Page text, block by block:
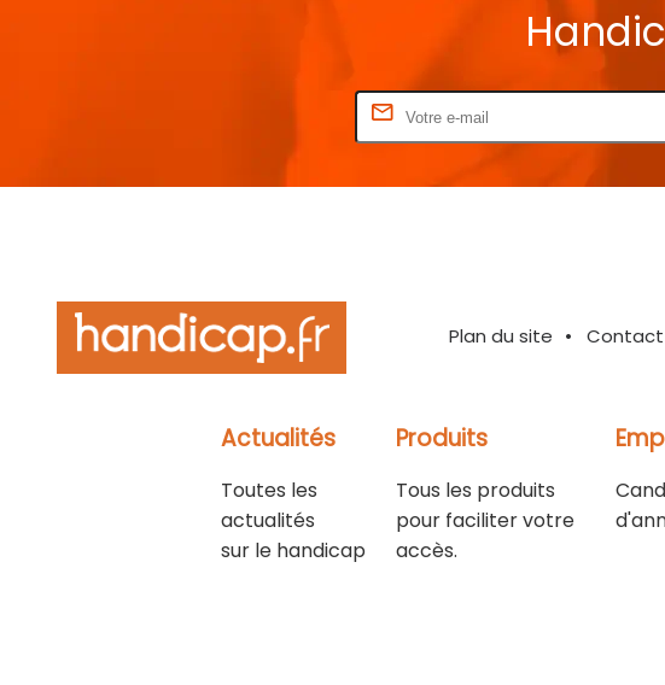
Plan du site Contact
Actualités
Toutes les
actualités
sur le handicap
Produits
Tous les produits
pour faciliter votre
accès.